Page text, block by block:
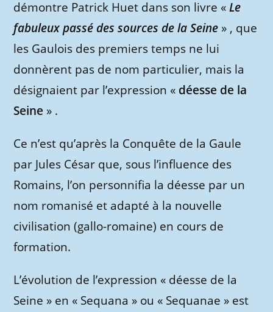
démontre Patrick Huet dans son livre «Le
fabuleux passé des sources de la Seine » , que
les Gaulois des premiers temps ne lui
donnèrent pas de nom particulier, mais la
désignaient par l’expression « déesse de la
Seine » .
Ce n’est qu’après la Conquête de la Gaule
par Jules César que, sous l’influence des
Romains, l’on personnifia la déesse par un
nom romanisé et adapté à la nouvelle
civilisation (gallo-romaine) en cours de
formation.
L’évolution de l’expression « déesse de la
Seine » en « Sequana » ou « Sequanae » est